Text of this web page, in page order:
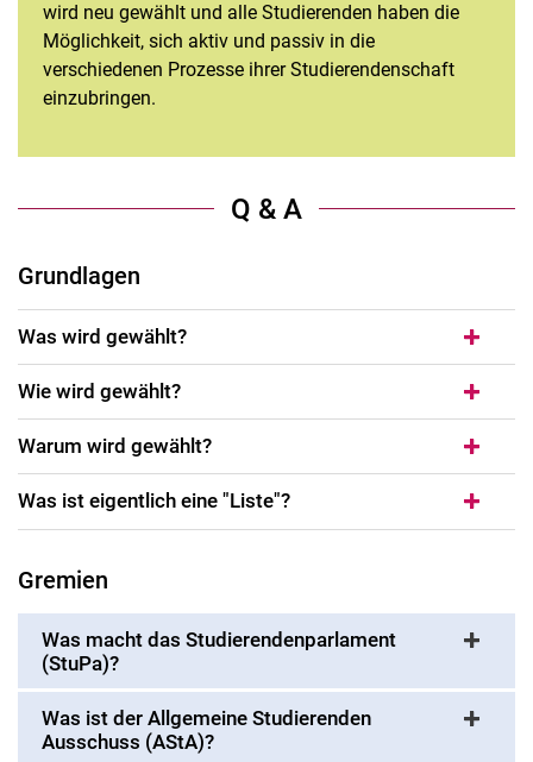
wird neu gewählt und alle Studierenden haben die
Möglichkeit, sich aktiv und passiv in die
verschiedenen Prozesse ihrer Studierendenschaft
einzubringen.
Q & A
Grundlagen
Was wird gewählt?
Wie wird gewählt?
Warum wird gewählt?
Was ist eigentlich eine "Liste"?
Gremien
Was macht das Studierendenparlament
(StuPa)?
Was ist der Allgemeine Studierenden
Ausschuss (AStA)?